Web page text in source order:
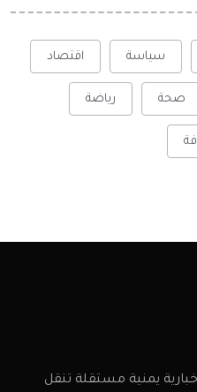
سياسة اقتصاد
صحة رياضة
يمنية مستقلة تنقل